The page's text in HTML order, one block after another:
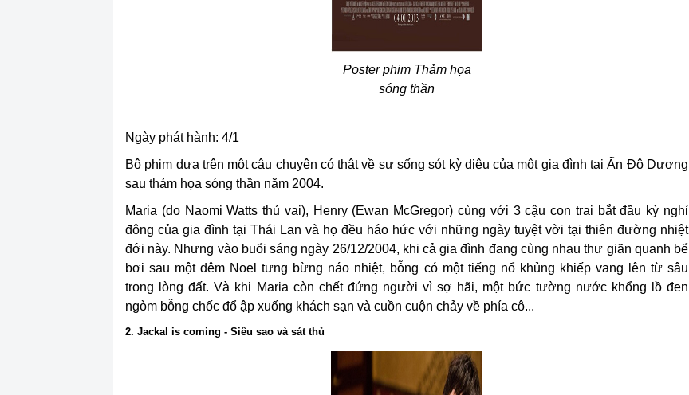
Poster phim Thảm họa
sóng thần
Ngày phát hành: 4/1
Bộ phim dựa trên một câu chuyện có thật về sự sống sót kỳ diệu của một gia đình tại Ấn Độ Dương
sau thảm họa sóng thần năm 2004.
Maria (do Naomi Watts thủ vai), Henry (Ewan McGregor) cùng với 3 cậu con trai bắt đầu kỳ nghỉ
đông của gia đình tại Thái Lan và họ đều háo hức với những ngày tuyệt vời tại thiên đường nhiệt
đới này. Nhưng vào buổi sáng ngày 26/12/2004, khi cả gia đình đang cùng nhau thư giãn quanh bể
bơi sau một đêm Noel tưng bừng náo nhiệt, bỗng có một tiếng nổ khủng khiếp vang lên từ sâu
trong lòng đất. Và khi Maria còn chết đứng người vì sợ hãi, một bức tường nước khổng lồ đen
ngòm bỗng chốc đổ ập xuống khách sạn và cuồn cuộn chảy về phía cô...
2. Jackal is coming - Siêu sao và sát thủ